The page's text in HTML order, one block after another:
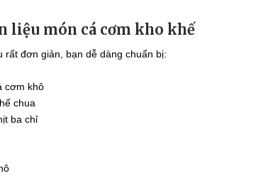
liệu món cá cơm kho khế
rất đơn giản, bạn dễ dàng chuẩn bị:
cơm khô
chua
ba chỉ